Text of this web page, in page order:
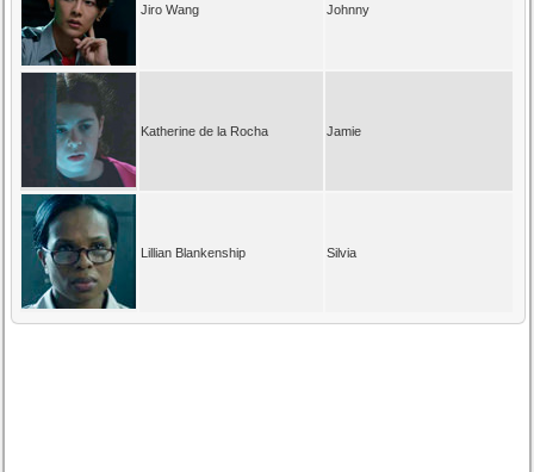
Jiro Wang Johnny
Katherine de la Rocha Jamie
Lillian Blankenship Silvia